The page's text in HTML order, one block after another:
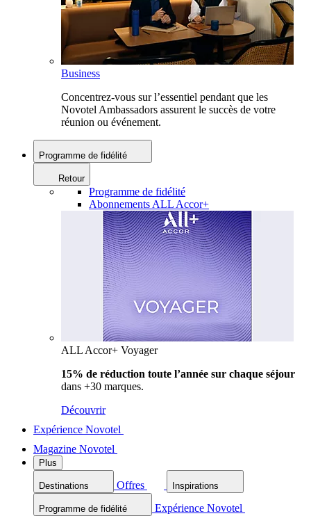
Business
Concentrez-vous sur l’essentiel pendant que les
Novotel Ambassadors assurent le succès de votre
réunion ou événement.
Programme de fidélité
Retour
Programme de fidélité
Abonnements ALL Accor+
ALL Accor+ Voyager
15% de réduction toute l’année sur chaque séjour
dans +30 marques.
Découvrir
Expérience Novotel
Magazine Novotel
Plus
Destinations Offres Inspirations
Programme de fidélité
Expérience Novotel